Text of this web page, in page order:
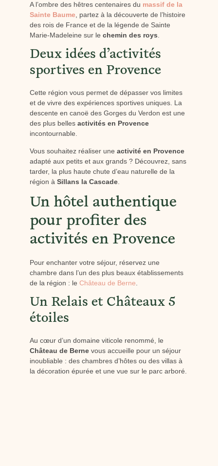
A l’ombre des hêtres centenaires du massif de la
Sainte Baume, partez à la découverte de l’histoire
des rois de France et de la légende de Sainte
Marie-Madeleine sur le chemin des roys
Deux idées d’activités
sportives en Provence
Cette région vous permet de dépasser vos limites
et de vivre des expériences sportives uniques. La
descente en canoë des Gorges du Verdon est une
des plus belles activités en Provence
incontournable.
Vous souhaitez réaliser une activité en Provence
adapté aux petits et aux grands ? Découvrez, sans
tarder, la plus haute chute d’eau naturelle de la
région à Sillans la Cascade.
Un hôtel authentique
pour profiter des
activités en Provence
Pour enchanter votre séjour, réservez une
chambre dans l’un des plus beaux établissements
de la région : le Château de Berne
Un Relais et Châteaux 5
étoiles
Au cœur d’un domaine viticole renommé, le
Château de Bernevous accueille pour un séjour
inoubliable : des chambres d’hôtes ou des villas à
la décoration épurée et une vue sur le parc arboré.